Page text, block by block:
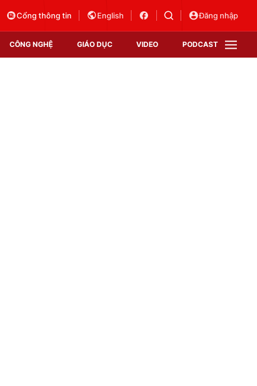
Cổng thông tin English Đăng nhập
CÔNG NGHỆ GIÁO DỤC VIDEO PODCAST